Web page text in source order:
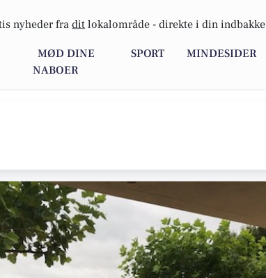
nyheder fra dit lokalområde - direkte i din indbakke
MØD DINE
NABOER
SPORT MINDESIDER